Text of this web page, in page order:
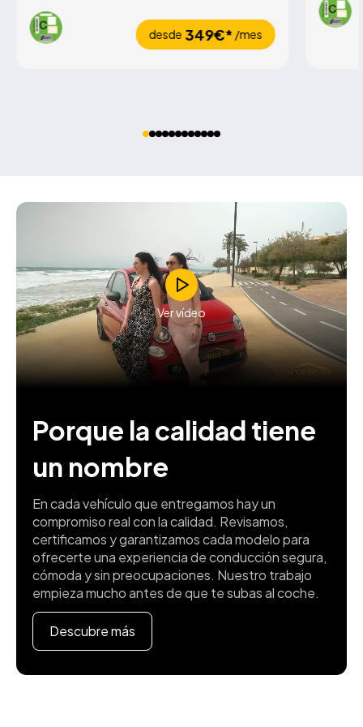
desde 349€*/mes
Ver vídeo
Porque la calidad tiene
un nombre
En cada vehículo que entregamos hay un
compromiso real con la calidad. Revisamos,
certificamos y garantizamos cada modelo para
ofrecerte una experiencia de conducción segura,
cómoda y sin preocupaciones. Nuestro trabajo
empieza mucho antes de que te subas al coche.
Descubre más